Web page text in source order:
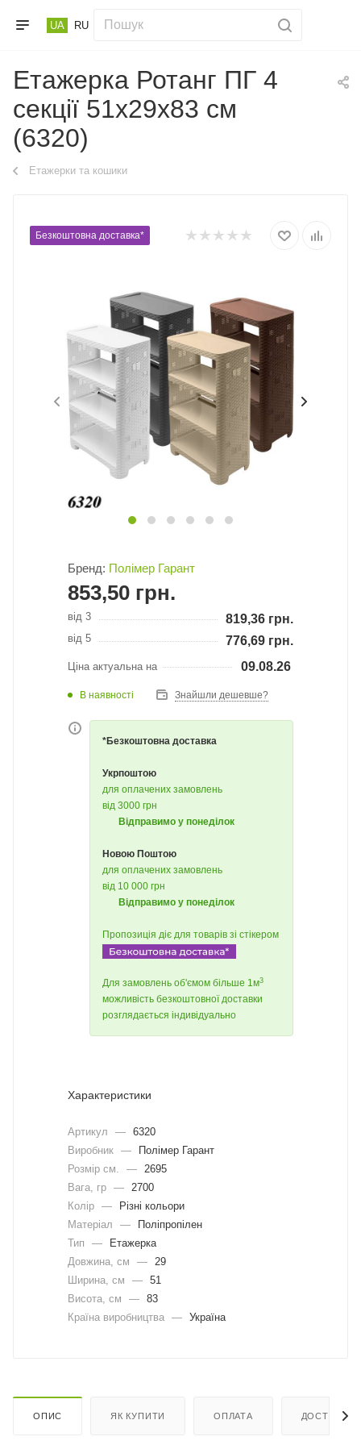
UA RU
Етажерка Ротанг ПГ 4
секції 51х29х83 см
(6320)
Етажерки та кошики
Безкоштовна доставка*
Бренд: Полімер Гарант
853,50 грн.
від 3 819,36 грн.
від 5 776,69 грн.
Ціна актуальна на 09.08.26
В наявності Знайшли дешевше?
*Безкоштовна доставка
Укрпоштою
для оплачених замовлень
від 3000 грн
Відправимо у понеділок
Новою Поштою
для оплачених замовлень
від 10 000 грн
Відправимо у понеділок
Пропозиція діє для товарів зі стікером
Для замовлень об'ємом більше 1м3
можливість безкоштовної доставки
розглядається індивідуально
Характеристики
Артикул — 6320
Виробник —
Полімер Гарант
Розмір см.
—
2695
Вага, гр —
2700
Колір —
Різні кольори
Матеріал
—
Поліпропілен
Тип
—
Етажерка
Довжина, cм
—
29
Ширина, cм
— 51
Висота, см
— 83
Країна виробництва — Україна
ОПИС ЯК КУПИТИ ОПЛАТА ДОСТАВКА